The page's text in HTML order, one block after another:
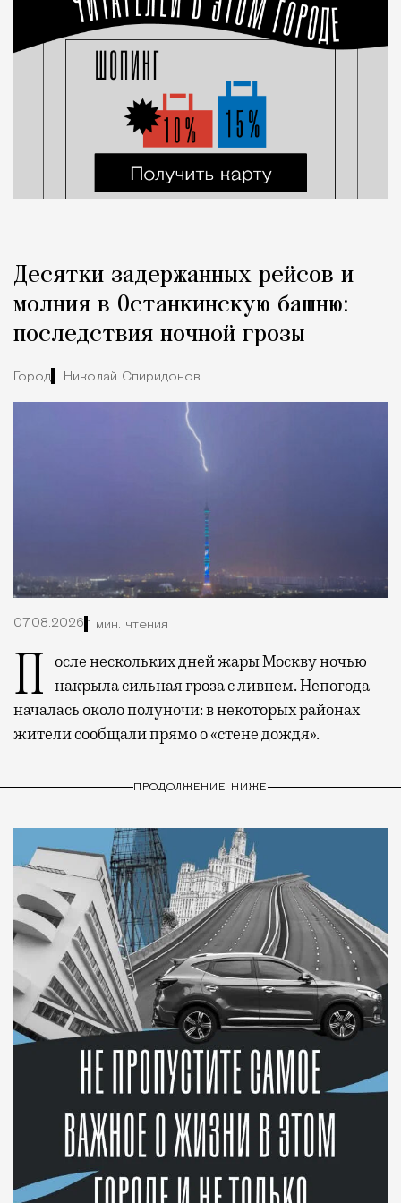
Десятки задержанных рейсов и
молния в Останкинскую башню:
последствия ночной грозы
Город Николай Спиридонов
07.08.2026 1 мин. чтения
После нескольких дней жары Москву ночью накрыла сильная гроза с ливнем. Непогода
началась около полуночи: в некоторых районах
жители сообщали прямо о «стене дождя».
ПРОДОЛЖЕНИЕ НИЖЕ